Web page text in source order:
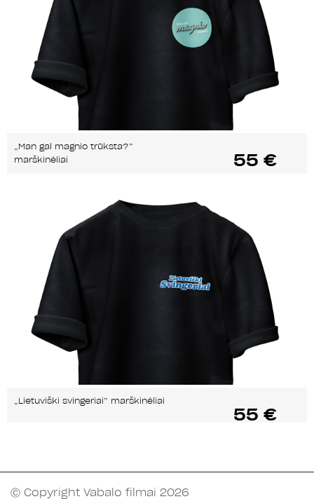
„Man gal magnio trūksta?”
marškinėliai
55 €
„Lietuviški svingeriai” marškinėliai
55 €
Ⓒ Copyright Vabalo filmai 2026